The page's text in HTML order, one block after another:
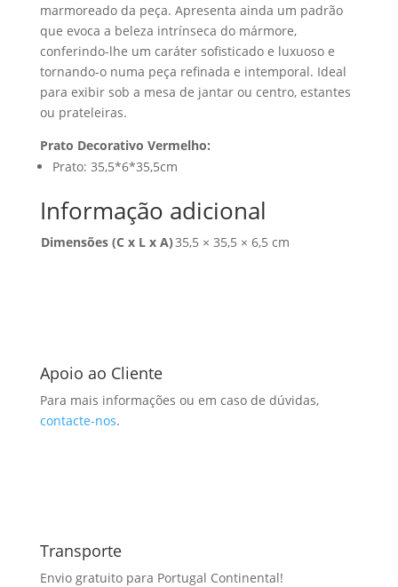
marmoreado da peça. Apresenta ainda um padrão
que evoca a beleza intrínseca do mármore,
conferindo-lhe um caráter sofisticado e luxuoso e
tornando-o numa peça refinada e intemporal. Ideal
para exibir sob a mesa de jantar ou centro, estantes
ou prateleiras.
Prato Decorativo Vermelho:
Prato: 35,5*6*35,5cm
Informação adicional
Dimensões (C x L x A)35,5 × 35,5 × 6,5 cm
Apoio ao Cliente
Para mais informações ou em caso de dúvidas,
contacte-nos.
Transporte
Envio gratuito para Portugal Continental!